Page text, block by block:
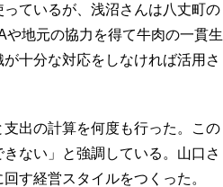
ているが、浅沼さんは八丈町の
地元の協力を得て牛肉の一貫生
十分な対応をしなければ活用さ
出の計算を何度も行った。この
ない」と強調している。山口さ
す経営スタイルをつくった。